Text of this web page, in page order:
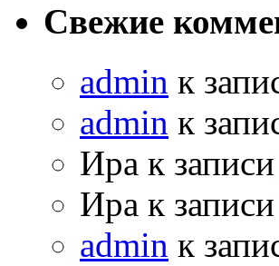
Свежие
admin к
admin к
Ира к записи
Ира к записи
admin к